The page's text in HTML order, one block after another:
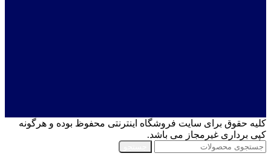
کلیه حقوق برای سایت فروشگاه اینترنتی محفوظ بوده و هرگونه
کپی برداری غیرمجاز می باشد.